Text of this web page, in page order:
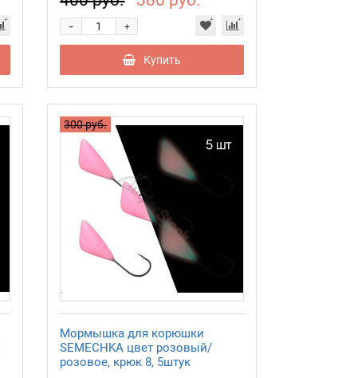
+
-
Купить
300 руб.
Мормышка для корюшки
SEMECHKA цвет розовый/
розовое, крюк 8, 5штук